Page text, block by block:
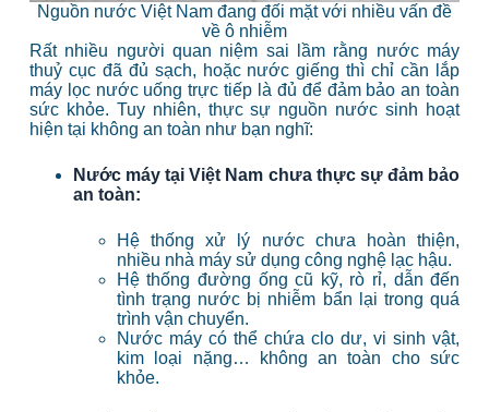
Nguồn nước Việt Nam đang đối mặt với nhiều vấn đề
về ô nhiễm
Rất nhiều người quan niệm sai lầm rằng nước máy
thuỷ cục đã đủ sạch, hoặc nước giếng thì chỉ cần lắp
máy lọc nước uống trực tiếp là đủ để đảm bảo an toàn
sức khỏe. Tuy nhiên, thực sự nguồn nước sinh hoạt
hiện tại không an toàn như bạn nghĩ:
Nước máy tại Việt Nam chưa thực sự đảm bảo
an toàn:
Hệ thống xử lý nước chưa hoàn thiện,
nhiều nhà máy sử dụng công nghệ lạc hậu.
Hệ thống đường ống cũ kỹ, rò rỉ, dẫn đến
tình trạng nước bị nhiễm bẩn lại trong quá
trình vận chuyển.
Nước máy có thể chứa clo dư, vi sinh vật,
kim loại nặng… không an toàn cho sức
khỏe.